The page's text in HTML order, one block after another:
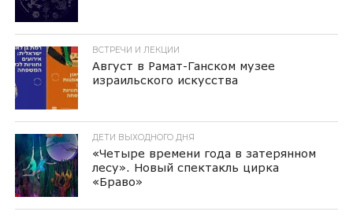
ВСТРЕЧИ И ЛЕКЦИИ
Август в Рамат-Ганском музее
израильского искусства
ДЕТИ ВЫХОДНОГО ДНЯ
«Четыре времени года в затерянном
лесу». Новый спектакль цирка
«Браво»